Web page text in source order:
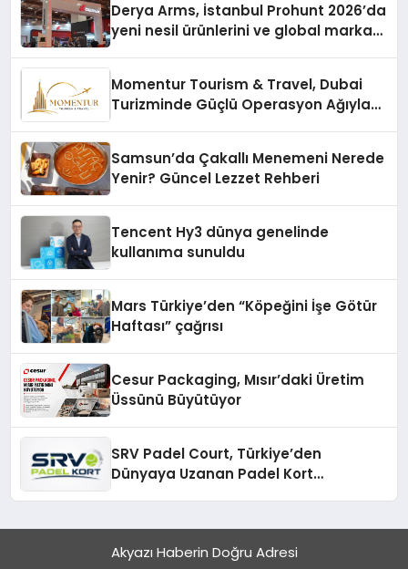
Derya Arms, İstanbul Prohunt 2026’da
yeni nesil ürünlerini ve global marka
Momentur Tourism & Travel, Dubai
Turizminde Güçlü Operasyon Ağıyla
Samsun’da Çakallı Menemeni Nerede
Yenir? Güncel Lezzet Rehberi
Tencent Hy3 dünya genelinde
kullanıma sunuldu
Mars Türkiye’den “Köpeğini İşe Götür
Haftası” çağrısı
Cesur Packaging, Mısır’daki Üretim
Üssünü Büyütüyor
SRV Padel Court, Türkiye’den
Dünyaya Uzanan Padel Kort
Akyazı Haberin Doğru Adresi